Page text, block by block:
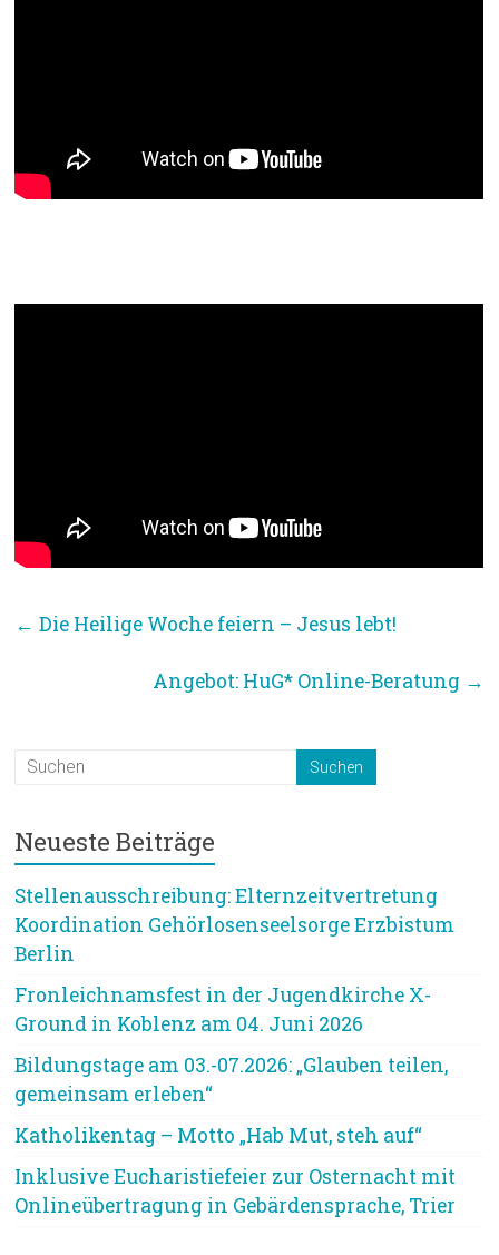
← Die Heilige Woche feiern – Jesus lebt!
Angebot: HuG* Online-Beratung →
Neueste Beiträge
Stellenausschreibung: Elternzeitvertretung
Koordination Gehörlosenseelsorge Erzbistum
Berlin
Fronleichnamsfest in der Jugendkirche X-
Ground in Koblenz am 04. Juni 2026
Bildungstage am 03.-07.2026: „Glauben teilen,
gemeinsam erleben“
Katholikentag – Motto „Hab Mut, steh auf“
Inklusive Eucharistiefeier zur Osternacht mit
Onlineübertragung in Gebärdensprache, Trier